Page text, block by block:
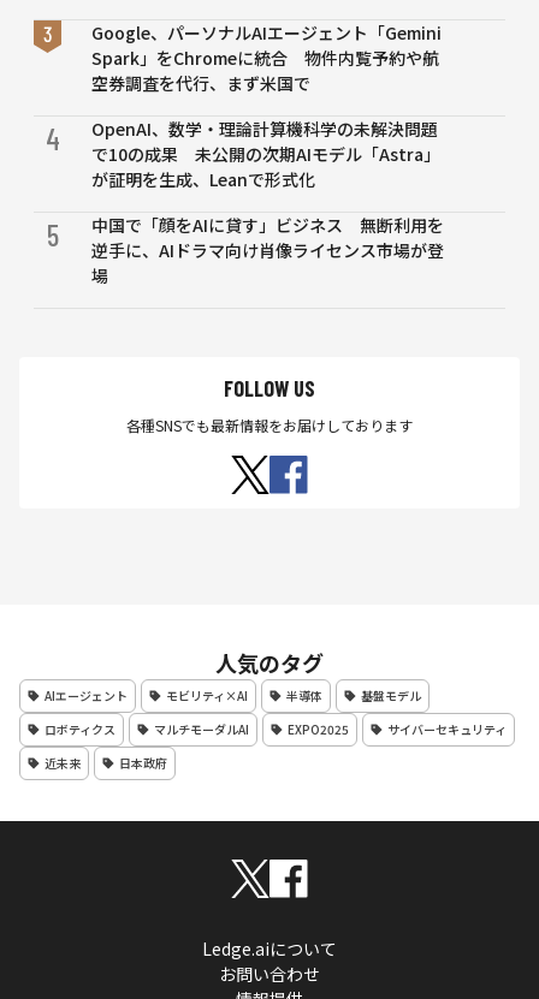
Google、パーソナルAIエージェント「Gemini
Spark」をChromeに統合 物件内覧予約や航
空券調査を代行、まず米国で
4
OpenAI、数学・理論計算機科学の未解決問題
で10の成果 未公開の次期AIモデル「Astra」
が証明を生成、Leanで形式化
5
中国で「顔をAIに貸す」ビジネス 無断利用を
逆手に、AIドラマ向け肖像ライセンス市場が登
場
FOLLOW US
各種SNSでも最新情報をお届けしております
人気のタグ
AIエージェント モビリティ×AI 半導体
基盤モデル
ロボティクス
マルチモーダルAI EXPO2025
サイバーセキュリティ
近未来
日本政府
Ledge.aiについて
お問い合わせ